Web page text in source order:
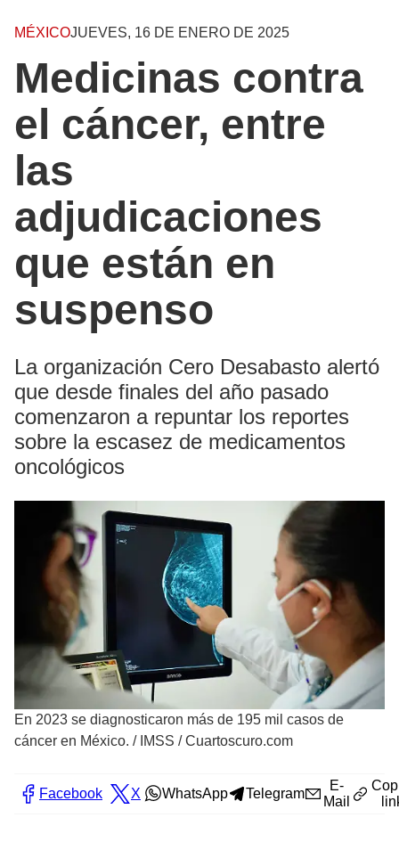
MÉXICOJUEVES, 16 DE ENERO DE 2025
Medicinas contra
el cáncer, entre
las
adjudicaciones
que están en
suspenso
La organización Cero Desabasto alertó
que desde finales del año pasado
comenzaron a repuntar los reportes
sobre la escasez de medicamentos
oncológicos
En 2023 se diagnosticaron más de 195 mil casos de
cáncer en México. / IMSS / Cuartoscuro.com
Facebook X WhatsApp Telegram
E-
Mail